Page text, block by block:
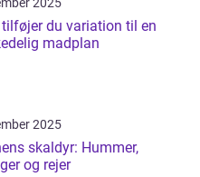
du variation til en
madplan
2025
skaldyr: Hummer,
og rejer